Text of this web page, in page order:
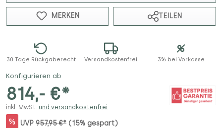
MERKEN TEILEN
30 Tage Rückgaberecht Versandkostenfrei 3% bei Vorkasse
Konfigurieren ab
814,- €*
inkl. MwSt. und versandkostenfrei
% UVP 957,95 €* (15% gespart)